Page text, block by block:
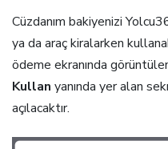
Cüzdanım bakiyenizi
ya da araç kiralarken
ödeme ekranında
Kullan yanında yer alan
açılacaktır.